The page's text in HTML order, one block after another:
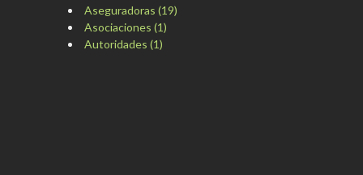
Aseguradoras (19)
Asociaciones (1)
Autoridades (1)